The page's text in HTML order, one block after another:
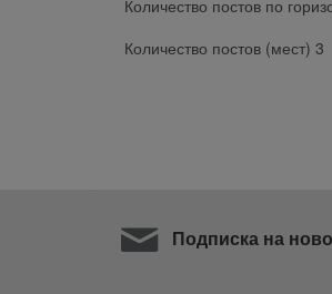
Количество постов по
Количество постов (мест) 3
Подписка на